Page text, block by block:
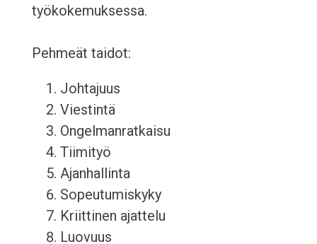
työkokemuksessa.
Pehmeät taidot:
Johtajuus
Viestintä
Ongelmanratkaisu
Tiimityö
Ajanhallinta
Sopeutumiskyky
Kriittinen ajattelu
Luovuus